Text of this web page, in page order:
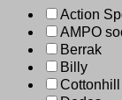
Action
AMPO
Berrak
Billy
Cottonhill